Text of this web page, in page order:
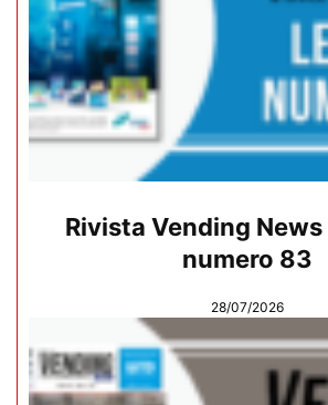
Rivista Vending News
numero 83
28/07/2026